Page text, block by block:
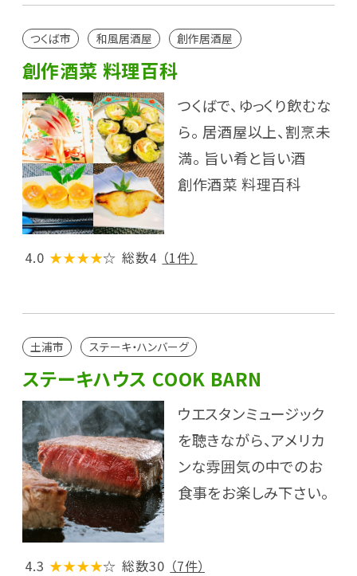
つくば市 和風居酒屋 創作居酒屋
創作酒菜 料理百科
つくばで、ゆっくり飲むな
ら。 居酒屋以上、割烹未
満。 旨い肴と旨い酒
創作酒菜 料理百科
4.0 ★★★★☆ 総数4 （1件）
土浦市 ステーキ・ハンバーグ
ステーキハウス COOK BARN
ウエスタンミュージック
を聴きながら、アメリカ
ンな雰囲気の中でのお
食事をお楽しみ下さい。
4.3 ★★★★☆ 総数30 （7件）